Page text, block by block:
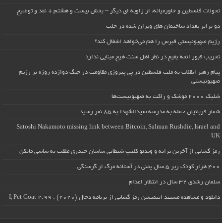
تحولات فلسطین و خاورمیانه، از زاویه ای دیگر – بخش بیست و هشتم + نقد و توضیح
دو برابر تعداد ساختمان های ویران شده در حلب
رژیم صهیونیستی قبرس را هم می‌خواهد اشغال کند؟
تخریب قبور ائمه بقیع در نظر اهل سنت هیچ مبنایی ندارد
پیام رهبر انقلاب به ملت فلسطین در پی پیروزی مقاومت در جنگ دوازده روزه بر رژیم
صهیونیستی
شلیک ۲۰۰۰ موشک و راکت به صهیونیست‌ها
شمار قربانیان حمله به مدرسه سیدالشهدا به ۸۵ نفر رسید
Satoshi Nakamoto missing link between Bitcoin, Salman Rushdie, Israel and
UK
رمز گشایی از آخرین ترانه و ویدئو کلیپ شیطانی ساسان حیدری ملقب به ساسی مانکن
۴۰۰ هزار کودک زیر ۵ سال یمنی در آستانه مرگ از گرسنگی
سلمان رشدی ۳۲ سال در انتظار اعدام
دانلود و مشاهده مستند انیمیشن رمز گشایی از برنامه دجال (۲۰۲۰) : I, Pet Goat 2.99